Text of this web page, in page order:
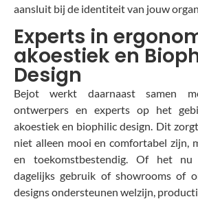
aansluit bij de identiteit van jouw
Experts in
akoestiek en
Design
Bejot werkt daarnaast samen
ontwerpers en experts op het
akoestiek en biophilic design. Dit
niet alleen mooi en comfortabel zijn,
en toekomstbestendig. Of het
dagelijks gebruik of showrooms of
designs ondersteunen welzijn,